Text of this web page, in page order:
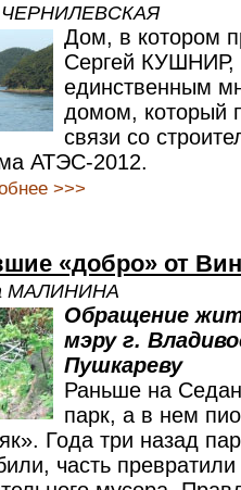
ЧЕРНИЛЕВСКАЯ
Дом, в котором
Сергей КУШНИР,
единственным
домом, который
связи со
АТЭС-2012.
>>>
«добро» от
МАЛИНИНА
Обращение
мэру г.
Пушкареву
Раньше на
парк, а в нем
Года три назад
часть превратили